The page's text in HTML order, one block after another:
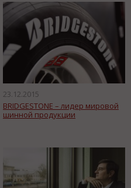
23.12.2015
BRIDGESTONE – лидер мировой
шинной продукции